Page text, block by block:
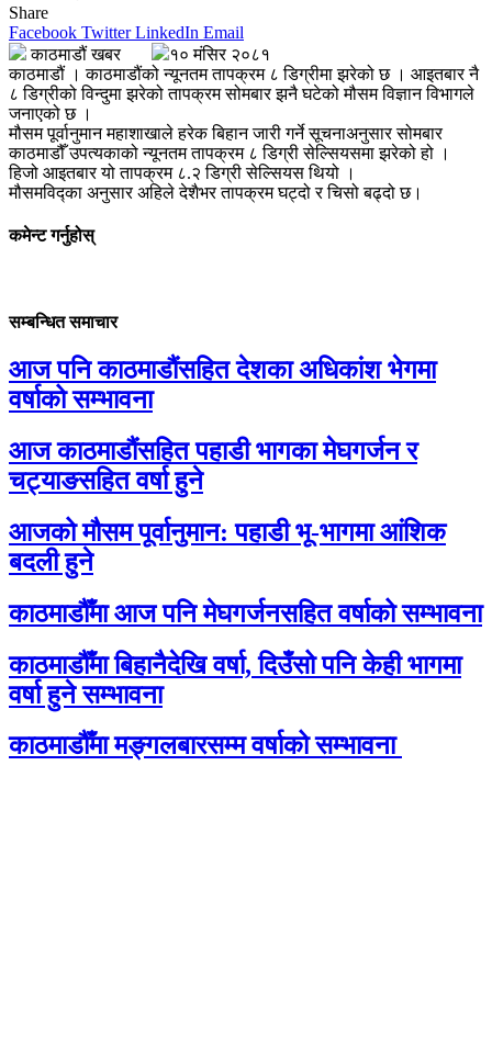
Share
Facebook Twitter LinkedIn Email
काठमाडौं खबर
१० मंसिर २०८१
काठमाडौं । काठमाडौंको न्यूनतम तापक्रम ८ डिग्रीमा झरेको छ । आइतबार नै
८ डिग्रीको विन्दुमा झरेको तापक्रम सोमबार झनै घटेको मौसम विज्ञान विभागले
जनाएको छ ।
मौसम पूर्वानुमान महाशाखाले हरेक बिहान जारी गर्ने सूचनाअनुसार सोमबार
काठमाडौँ उपत्यकाको न्यूनतम तापक्रम ८ डिग्री सेल्सियसमा झरेको हो ।
हिजो आइतबार यो तापक्रम ८.२ डिग्री सेल्सियस थियो ।
मौसमविद्का अनुसार अहिले देशैभर तापक्रम घट्दो र चिसो बढ्दो छ।
कमेन्ट गर्नुहोस्
सम्बन्धित समाचार
आज पनि काठमाडौंसहित देशका अधिकांश भेगमा
वर्षाको सम्भावना
आज काठमाडौंसहित पहाडी भागका मेघगर्जन र
चट्याङसहित वर्षा हुने
आजको मौसम पूर्वानुमान: पहाडी भू-भागमा आंशिक
बदली हुने
काठमाडौँमा आज पनि मेघगर्जनसहित वर्षाको सम्भावना
काठमाडौँमा बिहानैदेखि वर्षा, दिउँसो पनि केही भागमा
वर्षा हुने सम्भावना
काठमाडौँमा मङ्गलबारसम्म वर्षाको सम्भावना